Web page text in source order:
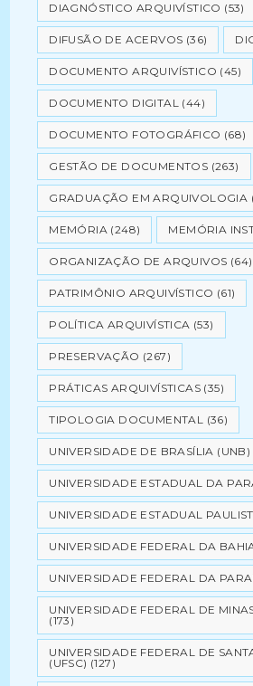
DIAGNÓSTICO ARQUIVÍSTICO (53)
DIFUSÃO DE ACERVOS (36)
DOCUMENTO ARQUIVÍSTICO (45)
DOCUMENTO DIGITAL (44)
DOCUMENTO FOTOGRÁFICO (68)
GESTÃO DE DOCUMENTOS (263)
GRADUAÇÃO EM ARQUIVOLOGIA
MEMÓRIA (248) MEMÓRIA
ORGANIZAÇÃO DE ARQUIVOS (64)
PATRIMÔNIO ARQUIVÍSTICO (61)
POLÍTICA ARQUIVÍSTICA (53)
PRESERVAÇÃO (267)
PRÁTICAS ARQUIVÍSTICAS (35)
TIPOLOGIA DOCUMENTAL (36)
UNIVERSIDADE DE BRASÍLIA (UNB)
UNIVERSIDADE ESTADUAL DA
UNIVERSIDADE ESTADUAL
UNIVERSIDADE FEDERAL DA
UNIVERSIDADE FEDERAL DA
UNIVERSIDADE FEDERAL DE
(173)
UNIVERSIDADE FEDERAL DE
(UFSC) (127)